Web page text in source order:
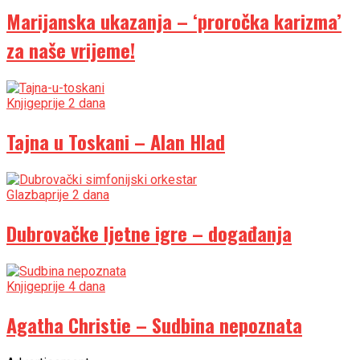
Marijanska ukazanja – ‘proročka karizma’
za naše vrijeme!
Knjigeprije 2 dana
Tajna u Toskani – Alan Hlad
Glazbaprije 2 dana
Dubrovačke ljetne igre – događanja
Knjigeprije 4 dana
Agatha Christie – Sudbina nepoznata